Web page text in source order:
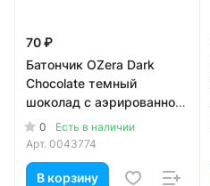
70 ₽
Батончик OZera Dark
Chocolate темный
шоколад с аэрированной
начинкой 32 гр
0
Есть в наличии
Арт. 0043774
В корзину